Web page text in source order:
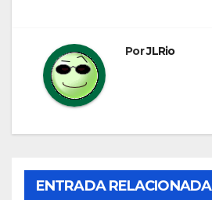
entradas
PorJLRio
ENTRADA RELACIONADA